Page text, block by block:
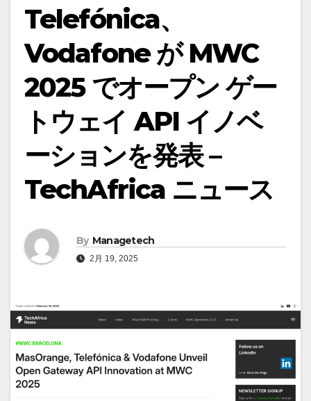
Telefónica、
Vodafone が MWC
2025 でオープン ゲー
トウェイ API イノベ
ーションを発表 –
TechAfrica ニュース
By Managetech
2月 19, 2025